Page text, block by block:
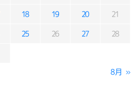
18 19 20 21
25 26 27 28
8月 »